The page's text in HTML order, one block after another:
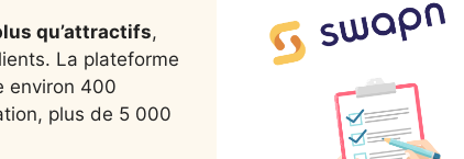
qu’attractifs,
La plateforme
environ 400
plus de 5 000